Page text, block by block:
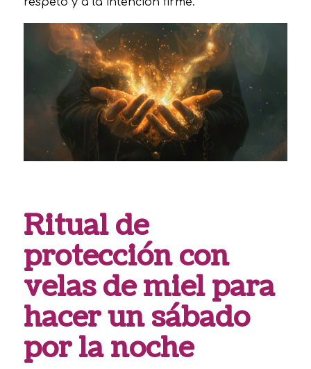
Ritual de
protección con
velas de miel para
hacer un sábado
por la noche